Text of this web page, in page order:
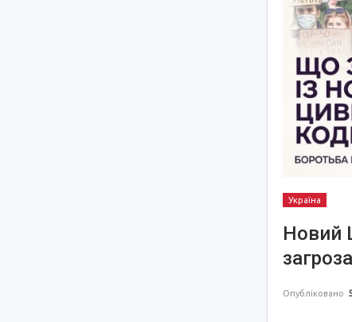
Україна
Новий
Опубліковано